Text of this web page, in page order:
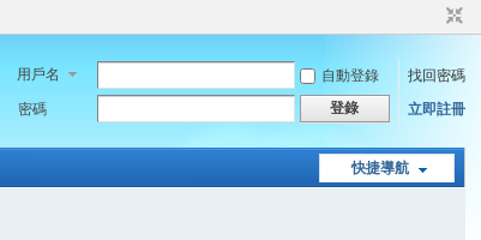
用戶名 自動登錄
找回密碼
密碼
登錄 立即註冊
快捷導航